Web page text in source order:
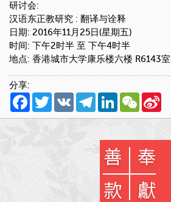
研讨会:
汉语东正教研究 : 翻译与诠释
日期: 2016年11月25日(星期五)
时间: 下午2时半 至 下午4时半
地点: 香港城市大学康乐楼六楼 R6143室
分享:
Facebook
TwitterVK TelegramLinkedInWeChat